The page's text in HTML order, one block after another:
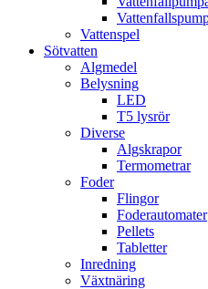
Vattenspel
Sötvatten
Algmedel
Belysning
LED
T5 lysrör
Diverse
Algskrapor
Termometrar
Foder
Flingor
Foderautomater
Pellets
Tabletter
Inredning
Växtnäring